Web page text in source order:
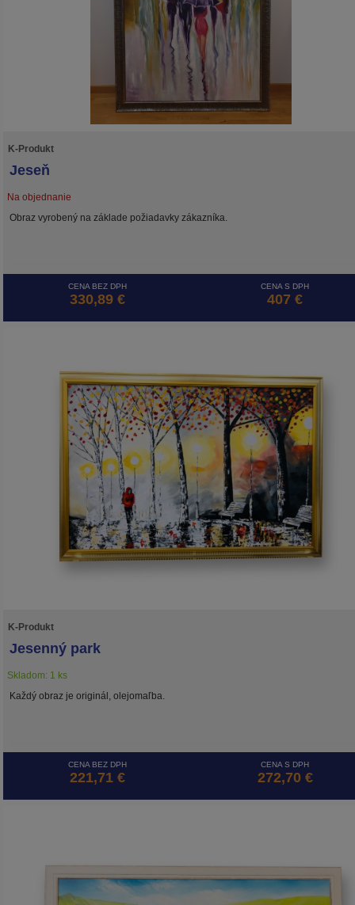
K-Produkt
Jeseň
Na objednanie
Obraz vyrobený na základe požiadavky zákazníka.
CENA BEZ DPH
330,89 €
CENA S DPH
407 €
K-Produkt
Jesenný park
Skladom: 1 ks
Každý obraz je originál, olejomaľba.
CENA BEZ DPH
221,71 €
CENA S DPH
272,70 €